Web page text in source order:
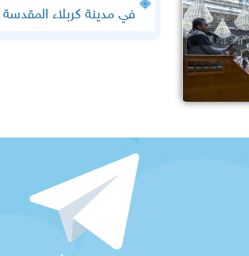
في مدينة كربلاء المقدسة